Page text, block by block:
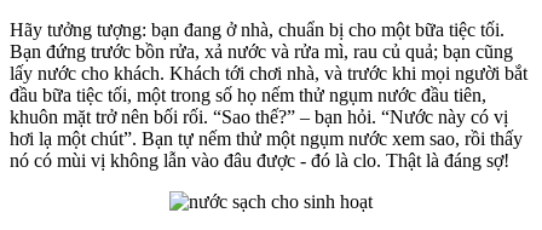
Hãy tưởng tượng: bạn đang ở nhà, chuẩn bị cho một bữa tiệc tối.
Bạn đứng trước bồn rửa, xả nước và rửa mì, rau củ quả; bạn cũng
lấy nước cho khách. Khách tới chơi nhà, và trước khi mọi người bắt
đầu bữa tiệc tối, một trong số họ nếm thử ngụm nước đầu tiên,
khuôn mặt trở nên bối rối. “Sao thế?” – bạn hỏi. “Nước này có vị
hơi lạ một chút”. Bạn tự nếm thử một ngụm nước xem sao, rồi thấy
nó có mùi vị không lẫn vào đâu được - đó là clo. Thật là đáng sợ!